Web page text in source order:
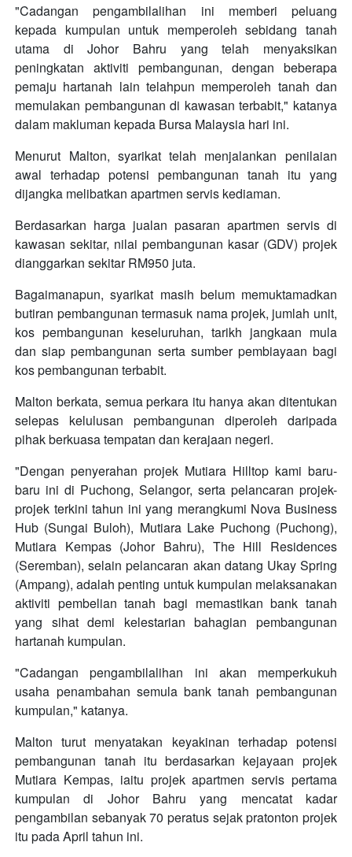
"Cadangan pengambilalihan ini memberi peluang
kepada kumpulan untuk memperoleh sebidang tanah
utama di Johor Bahru yang telah menyaksikan
peningkatan aktiviti pembangunan, dengan beberapa
pemaju hartanah lain telahpun memperoleh tanah dan
memulakan pembangunan di kawasan terbabit," katanya
dalam makluman kepada Bursa Malaysia hari ini.
Menurut Malton, syarikat telah menjalankan penilaian
awal terhadap potensi pembangunan tanah itu yang
dijangka melibatkan apartmen servis kediaman.
Berdasarkan harga jualan pasaran apartmen servis di
kawasan sekitar, nilai pembangunan kasar (GDV) projek
dianggarkan sekitar RM950 juta.
Bagaimanapun, syarikat masih belum memuktamadkan
butiran pembangunan termasuk nama projek, jumlah unit,
kos pembangunan keseluruhan, tarikh jangkaan mula
dan siap pembangunan serta sumber pembiayaan bagi
kos pembangunan terbabit.
Malton berkata, semua perkara itu hanya akan ditentukan
selepas kelulusan pembangunan diperoleh daripada
pihak berkuasa tempatan dan kerajaan negeri.
"Dengan penyerahan projek Mutiara Hilltop kami baru-
baru ini di Puchong, Selangor, serta pelancaran projek-
projek terkini tahun ini yang merangkumi Nova Business
Hub (Sungai Buloh), Mutiara Lake Puchong (Puchong),
Mutiara Kempas (Johor Bahru), The Hill Residences
(Seremban), selain pelancaran akan datang Ukay Spring
(Ampang), adalah penting untuk kumpulan melaksanakan
aktiviti pembelian tanah bagi memastikan bank tanah
yang sihat demi kelestarian bahagian pembangunan
hartanah kumpulan.
"Cadangan pengambilalihan ini akan memperkukuh
usaha penambahan semula bank tanah pembangunan
kumpulan," katanya.
Malton turut menyatakan keyakinan terhadap potensi
pembangunan tanah itu berdasarkan kejayaan projek
Mutiara Kempas, iaitu projek apartmen servis pertama
kumpulan di Johor Bahru yang mencatat kadar
pengambilan sebanyak 70 peratus sejak pratonton projek
itu pada April tahun ini.